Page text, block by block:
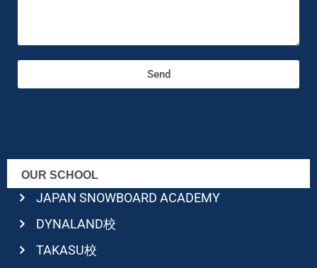
Send
OUR SCHOOL
JAPAN SNOWBOARD ACADEMY
DYNALAND校
TAKASU校